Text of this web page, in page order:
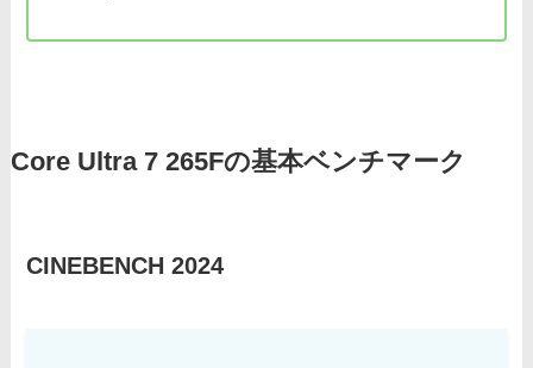
Core Ultra 7 265Fの基本ベンチマーク
CINEBENCH 2024